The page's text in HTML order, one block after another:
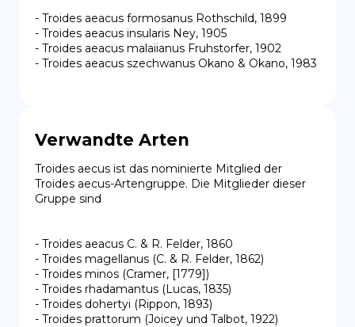
- Troides aeacus formosanus Rothschild, 1899
- Troides aeacus insularis Ney, 1905
- Troides aeacus malaiianus Fruhstorfer, 1902
- Troides aeacus szechwanus Okano & Okano, 1983
Verwandte Arten
Troides aecus ist das nominierte Mitglied der
Troides aecus-Artengruppe. Die Mitglieder dieser
Gruppe sind
- Troides aeacus C. & R. Felder, 1860
- Troides magellanus (C. & R. Felder, 1862)
- Troides minos (Cramer, [1779])
- Troides rhadamantus (Lucas, 1835)
- Troides dohertyi (Rippon, 1893)
- Troides prattorum (Joicey und Talbot, 1922)